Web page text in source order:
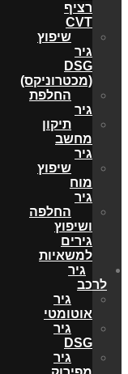
רציף
CVT
שיפוץ
גיר
DSG
(מכטרוניקס)
החלפת
גיר
תיקון
מחשב
גיר
שיפוץ
מוח
גיר
החלפה
ושיפוץ
גירים
למשאיות
גיר
לרכב
גיר
אוטומטי
גיר
DSG
גיר